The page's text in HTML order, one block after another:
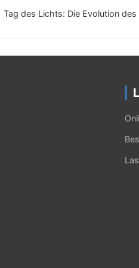
Tag des Lichts: Die Evolution